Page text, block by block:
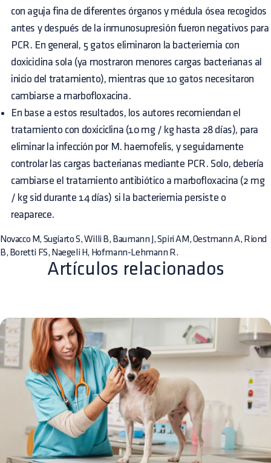
con aguja fina de diferentes órganos y médula ósea recogidos
antes y después de la inmunosupresión fueron negativos para
PCR. En general, 5 gatos eliminaron la bacteriemia con
doxiciclina sola (ya mostraron menores cargas bacterianas al
inicio del tratamiento), mientras que 10 gatos necesitaron
cambiarse a marbofloxacina.
En base a estos resultados, los autores recomiendan el
tratamiento con doxiciclina (10 mg / kg hasta 28 días), para
eliminar la infección por M. haemofelis, y seguidamente
controlar las cargas bacterianas mediante PCR. Solo, debería
cambiarse el tratamiento antibiótico a marbofloxacina (2 mg
/ kg sid durante 14 días) si la bacteriemia persiste o
reaparece.
Novacco M, Sugiarto S, Willi B, Baumann J, Spiri AM, Oestmann A, Riond
B, Boretti FS, Naegeli H, Hofmann-Lehmann R.
Artículos relacionados